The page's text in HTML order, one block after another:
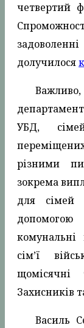
четвертий
долучилося
УБД,
різними
зокрема
для сімей
сім’ї
щомісячні
Захисників
Василь